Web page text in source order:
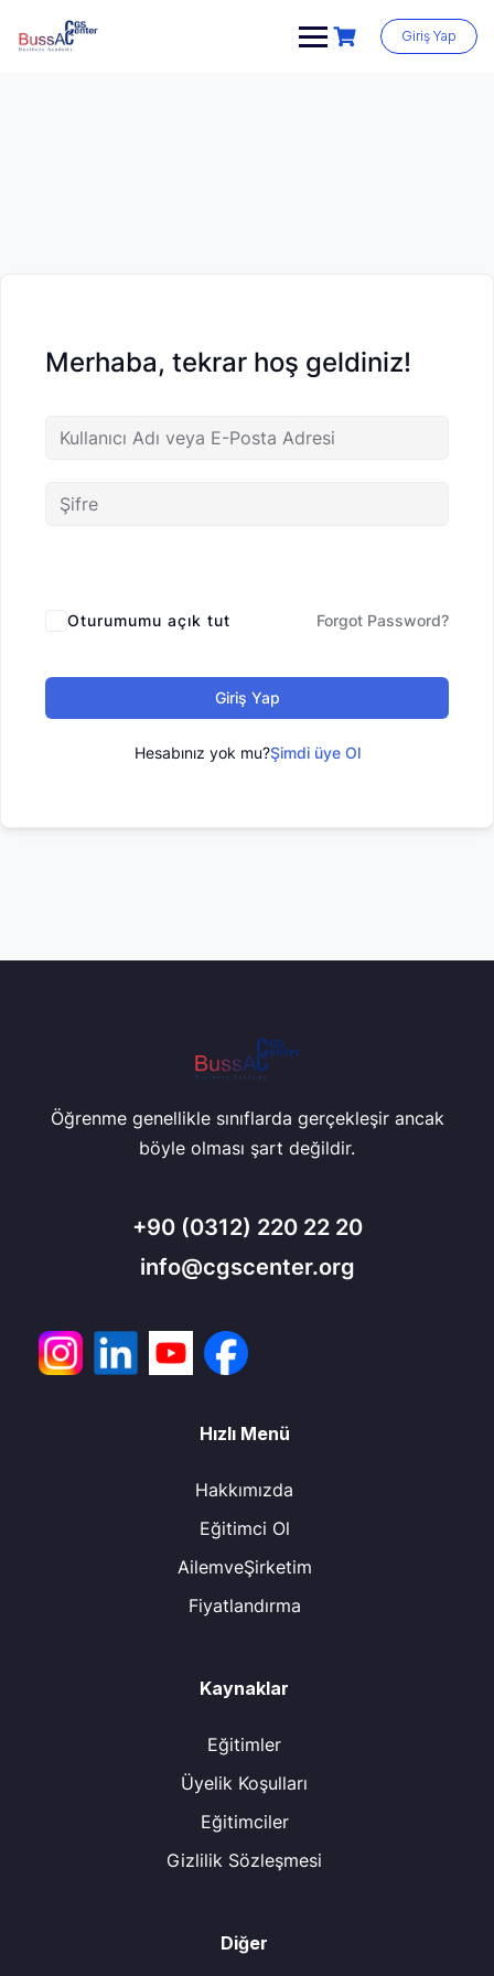
content
Giriş Yap
Merhaba, tekrar hoş geldiniz!
Oturumumu açık tut Forgot Password?
Giriş Yap
Hesabınız yok mu?Şimdi üye Ol
Öğrenme genellikle sınıflarda gerçekleşir ancak
böyle olması şart değildir.
+90 (0312) 220 22 20
info@cgscenter.org
Hızlı Menü
Hakkımızda
Eğitimci Ol
AilemveŞirketim
Fiyatlandırma
Kaynaklar
Eğitimler
Üyelik Koşulları
Eğitimciler
Gizlilik Sözleşmesi
Diğer